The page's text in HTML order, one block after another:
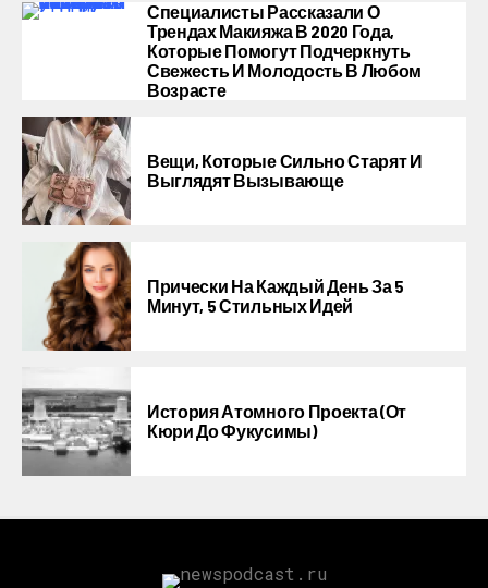
Специалисты Рассказали О
Трендах Макияжа В 2020 Года,
Которые Помогут Подчеркнуть
Свежесть И Молодость В Любом
Возрасте
Вещи, Которые Сильно Старят И
Выглядят Вызывающе
Прически На Каждый День За 5
Минут, 5 Стильных Идей
История Атомного Проекта (от
Кюри До Фукусимы)